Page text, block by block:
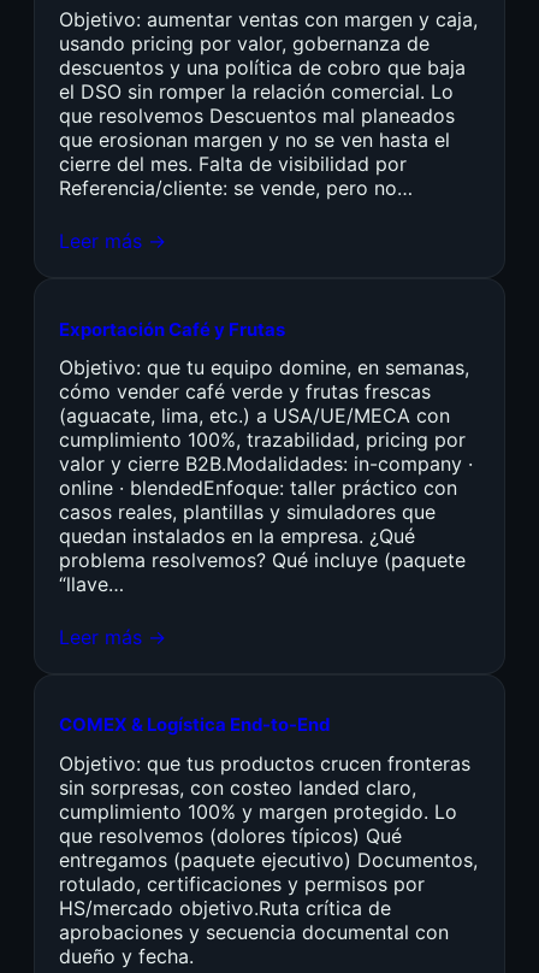
Objetivo: aumentar ventas con margen y caja,
usando pricing por valor, gobernanza de
descuentos y una política de cobro que baja
el DSO sin romper la relación comercial. Lo
que resolvemos Descuentos mal planeados
que erosionan margen y no se ven hasta el
cierre del mes. Falta de visibilidad por
Referencia/cliente: se vende, pero no…
Leer más →
Exportación Café y Frutas
Objetivo: que tu equipo domine, en semanas,
cómo vender café verde y frutas frescas
(aguacate, lima, etc.) a USA/UE/MECA con
cumplimiento 100%, trazabilidad, pricing por
valor y cierre B2B.Modalidades: in-company ·
online · blendedEnfoque: taller práctico con
casos reales, plantillas y simuladores que
quedan instalados en la empresa. ¿Qué
problema resolvemos? Qué incluye (paquete
“llave…
Leer más →
COMEX & Logística End-to-End
Objetivo: que tus productos crucen fronteras
sin sorpresas, con costeo landed claro,
cumplimiento 100% y margen protegido. Lo
que resolvemos (dolores típicos) Qué
entregamos (paquete ejecutivo) Documentos,
rotulado, certificaciones y permisos por
HS/mercado objetivo.Ruta crítica de
aprobaciones y secuencia documental con
dueño y fecha.